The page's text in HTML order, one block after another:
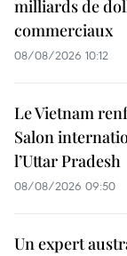
milliards de
commerciaux
08/08/2026 10:12
Le Vietnam
Salon
l’Uttar Pradesh
08/08/2026 09:50
Un expert